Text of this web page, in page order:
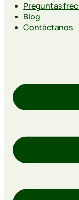
Preguntas
Blog
Contáctanos